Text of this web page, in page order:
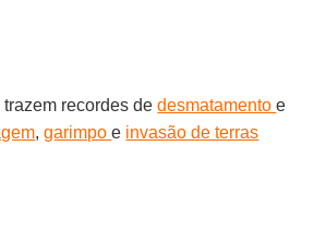
trazem recordes dedesmatamentoe
,garimpoe invasão de terras